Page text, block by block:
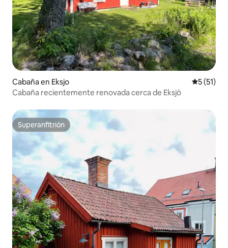
Cabaña en Eksjo
5 (51)
Cabaña recientemente renovada cerca de Eksjö
Superanfitrión
Superanfitrión